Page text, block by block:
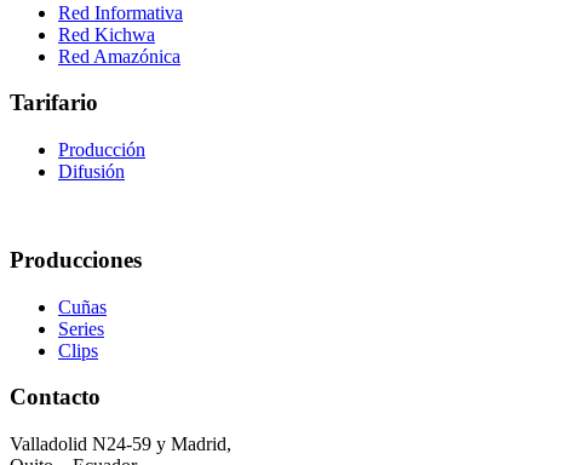
Red Informativa
Red Kichwa
Red Amazónica
Tarifario
Producción
Difusión
Producciones
Cuñas
Series
Clips
Contacto
Valladolid N24-59 y Madrid,